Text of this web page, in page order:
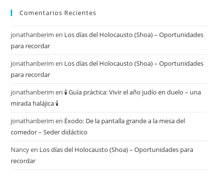
Comentarios Recientes
jonathanberim en Los días del Holocausto (Shoa) – Oportunidades
para recordar
jonathanberim en Los días del Holocausto (Shoa) – Oportunidades
para recordar
jonathanberim en🕯️ Guía práctica: Vivir el año judío en duelo – una
mirada halájica 🕯️
jonathanberim en Éxodo: De la pantalla grande a la mesa del
comedor – Seder didáctico
Nancyen Los días del Holocausto (Shoa) – Oportunidades para
recordar